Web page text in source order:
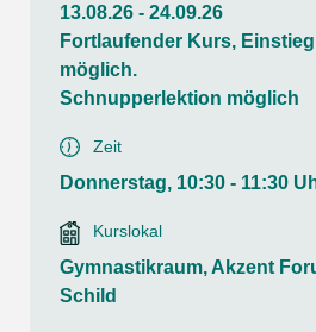
13.08.26 - 24.09.26
Fortlaufender Kurs,
möglich.
Schnupperlektion möglich
Zeit
Donnerstag, 10:30 - 11:30
Kurslokal
Gymnastikraum, Akzent
Schild